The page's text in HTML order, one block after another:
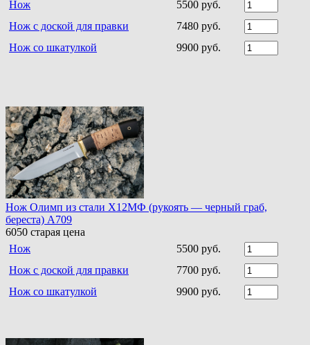
Нож
5500 руб.
Нож с доской для правки
7480 руб.
Нож со шкатулкой
9900 руб.
Нож Олимп из стали Х12МФ (рукоять — черный граб,
береста) A709
6050 старая цена
Нож
5500 руб.
Нож с доской для правки
7700 руб.
Нож со шкатулкой
9900 руб.